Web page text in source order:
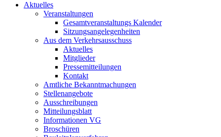
Aktuelles
Veranstaltungen
Gesamtveranstaltungs Kalender
Sitzungsangelegenheiten
Aus dem Verkehrsausschuss
Aktuelles
Mitglieder
Pressemitteilungen
Kontakt
Amtliche Bekanntmachungen
Stellenangebote
Ausschreibungen
Mitteilungsblatt
Informationen VG
Broschüren